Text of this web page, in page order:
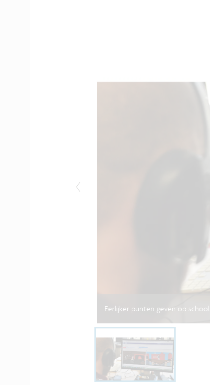
Eerlijker punten geven op school